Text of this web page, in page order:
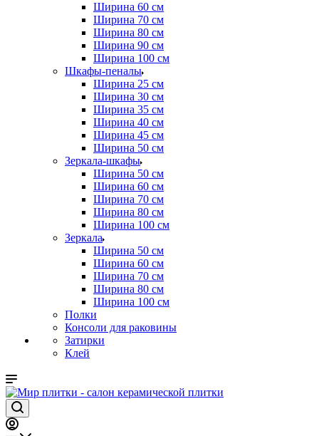
Ширина 60 см
Ширина 70 см
Ширина 80 см
Ширина 90 см
Ширина 100 см
Шкафы-пеналы
Ширина 25 см
Ширина 30 см
Ширина 35 см
Ширина 40 см
Ширина 45 см
Ширина 50 см
Зеркала-шкафы
Ширина 50 см
Ширина 60 см
Ширина 70 см
Ширина 80 см
Ширина 100 см
Зеркала
Ширина 50 см
Ширина 60 см
Ширина 70 см
Ширина 80 см
Ширина 100 см
Полки
Консоли для раковины
Затирки
Клей